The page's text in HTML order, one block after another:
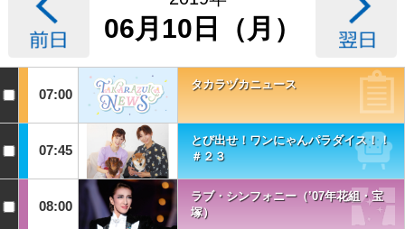
06月10日（月）
07:00
タカラヅカニュース
07:45
とび出せ！ワンにゃんパラダイス！！
＃２３
08:00
ラブ・シンフォニー（’07年花組・宝
塚）